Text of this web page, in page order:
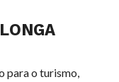
para o turismo,